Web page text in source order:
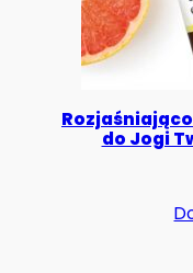
do Jogi